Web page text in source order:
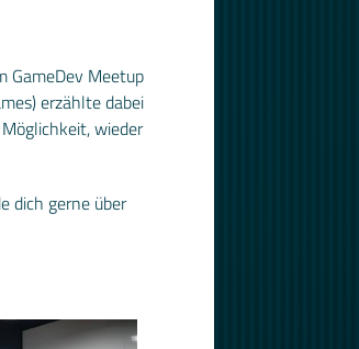
GameDev Meetup
erzählte dabei
wieder
dich gerne über